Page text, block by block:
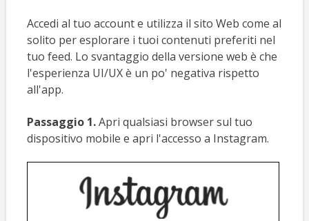
Accedi al tuo account e utilizza il sito Web come al
solito per esplorare i tuoi contenuti preferiti nel
tuo feed. Lo svantaggio della versione web è che
l'esperienza UI/UX è un po' negativa rispetto
all'app.
Passaggio 1.Apri qualsiasi browser sul tuo
dispositivo mobile e apri l'accesso a Instagram.